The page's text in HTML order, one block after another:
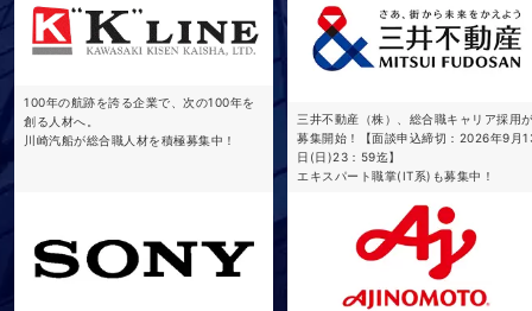
100年の航跡を誇る企業で、次の100年を
創る人材へ。
川崎汽船が総合職人材を積極募集中！
三井不動産（株）、総合職キャリア採用
募集開始！【面談申込締切：2026年9月
日(日)23：59迄】
エキスパート職掌(IT系)も募集中！